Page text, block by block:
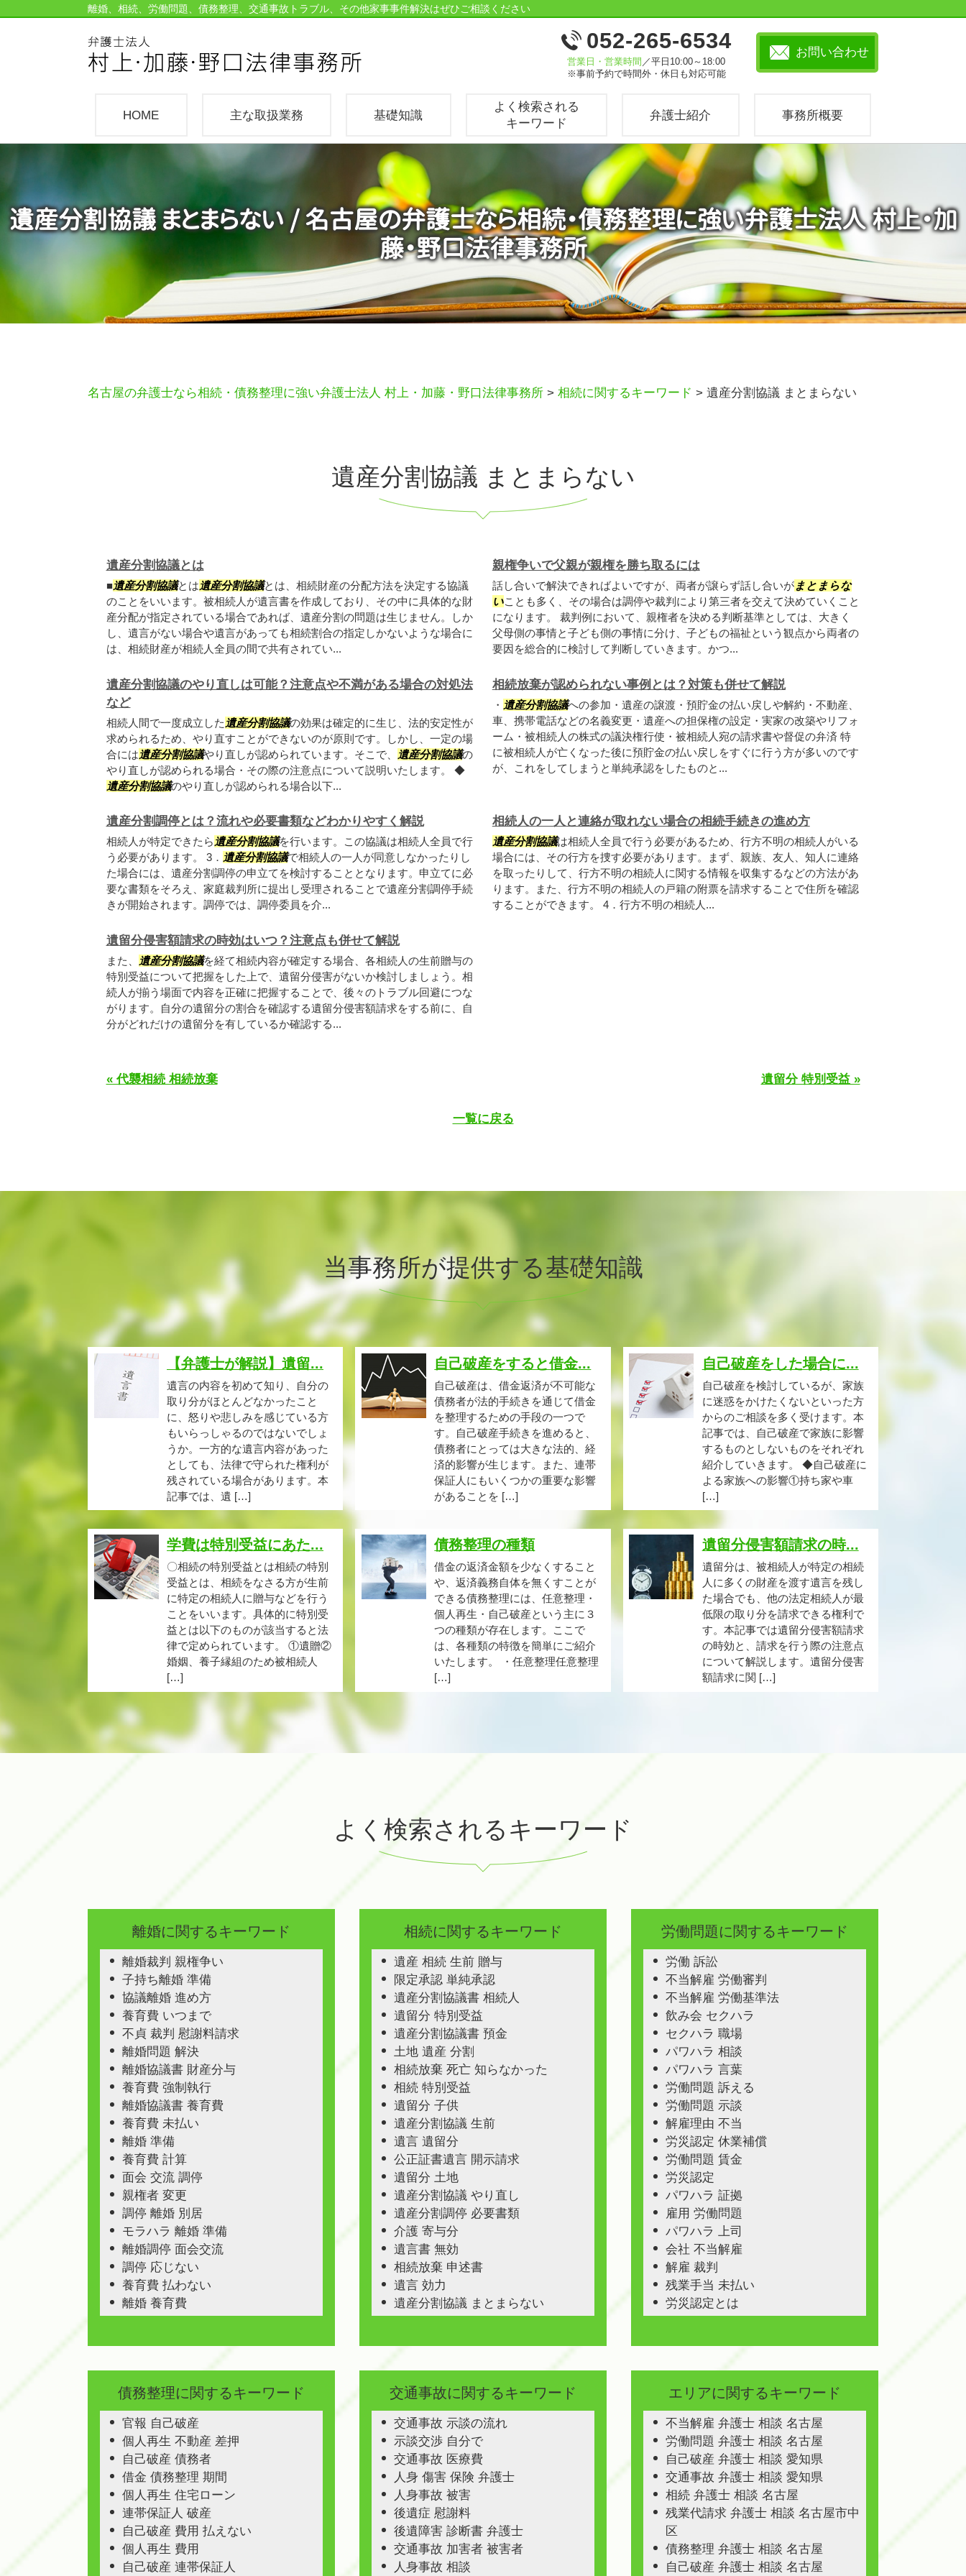
遺産分割協議 まとまらない / 名古屋の弁護士なら相続・債務整理に強い弁護士法人 村上・加
藤・野口法律事務所
離婚、相続、労働問題、債務整理、交通事故トラブル、その他家事事件解決はぜひご相談ください
052-265-6534
営業日・営業時間 ／平日10:00～18:00
※事前予約で時間外・休日も対応可能
お問い合わせ
HOME 主な取扱業務 基礎知識
よく検索される
キーワード
弁護士紹介 事務所概要
名古屋の弁護士なら相続・債務整理に強い弁護士法人 村上・加藤・野口法律事務所 > 相続に関するキーワード > 遺産分割協議 まとまらない
遺産分割協議 まとまらない
遺産分割協議とは
■遺産分割協議とは遺産分割協議とは、相続財産の分配方法を決定する協議
のことをいいます。被相続人が遺言書を作成しており、その中に具体的な財
産分配が指定されている場合であれば、遺産分割の問題は生じません。しか
し、遺言がない場合や遺言があっても相続割合の指定しかないような場合に
は、相続財産が相続人全員の間で共有されてい...
親権争いで父親が親権を勝ち取るには
話し合いで解決できればよいですが、両者が譲らず話し合いがまとまらな
いことも多く、その場合は調停や裁判により第三者を交えて決めていくこと
になります。 裁判例において、親権者を決める判断基準としては、大きく
父母側の事情と子ども側の事情に分け、子どもの福祉という観点から両者の
要因を総合的に検討して判断していきます。かつ...
遺産分割協議のやり直しは可能？注意点や不満がある場合の対処法
など
相続人間で一度成立した 遺産分割協議の効果は確定的に生じ、法的安定性が
求められるため、やり直すことができないのが原則です。しかし、一定の場
合には遺産分割協議やり直しが認められています。そこで、 遺産分割協議の
やり直しが認められる場合・その際の注意点について説明いたします。 ◆
遺産分割協議のやり直しが認められる場合以下...
相続放棄が認められない事例とは？対策も併せて解説
・ 遺産分割協議への参加・遺産の譲渡・預貯金の払い戻しや解約・不動産、
車、携帯電話などの名義変更・遺産への担保権の設定・実家の改築やリフォ
ーム・被相続人の株式の議決権行使・被相続人宛の請求書や督促の弁済 特
に被相続人が亡くなった後に預貯金の払い戻しをすぐに行う方が多いのです
が、これをしてしまうと単純承認をしたものと...
遺産分割調停とは？流れや必要書類などわかりやすく解説
相続人が特定できたら 遺産分割協議を行います。この協議は相続人全員で行
う必要があります。 3． 遺産分割協議で相続人の一人が同意しなかったりし
た場合には、遺産分割調停の申立てを検討することとなります。申立てに必
要な書類をそろえ、家庭裁判所に提出し受理されることで遺産分割調停手続
きが開始されます。調停では、調停委員を介...
相続人の一人と連絡が取れない場合の相続手続きの進め方
遺産分割協議は相続人全員で行う必要があるため、行方不明の相続人がいる
場合には、その行方を捜す必要があります。まず、親族、友人、知人に連絡
を取ったりして、行方不明の相続人に関する情報を収集するなどの方法があ
ります。また、行方不明の相続人の戸籍の附票を請求することで住所を確認
することができます。 4．行方不明の相続人...
遺留分侵害額請求の時効はいつ？注意点も併せて解説
また、 遺産分割協議を経て相続内容が確定する場合、各相続人の生前贈与の
特別受益について把握をした上で、遺留分侵害がないか検討しましょう。相
続人が揃う場面で内容を正確に把握することで、後々のトラブル回避につな
がります。自分の遺留分の割合を確認する遺留分侵害額請求をする前に、自
分がどれだけの遺留分を有しているか確認する...
« 代襲相続 相続放棄 遺留分 特別受益 »
一覧に戻る
当事務所が提供する基礎知識
【弁護士が解説】遺留...
遺言の内容を初めて知り、自分の
取り分がほとんどなかったこと
に、怒りや悲しみを感じている方
もいらっしゃるのではないでしょ
うか。一方的な遺言内容があった
としても、法律で守られた権利が
残されている場合があります。本
記事では、遺 […]
自己破産をすると借金...
自己破産は、借金返済が不可能な
債務者が法的手続きを通じて借金
を整理するための手段の一つで
す。自己破産手続きを進めると、
債務者にとっては大きな法的、経
済的影響が生じます。また、連帯
保証人にもいくつかの重要な影響
があることを […]
自己破産をした場合に...
自己破産を検討しているが、家族
に迷惑をかけたくないといった方
からのご相談を多く受けます。本
記事では、自己破産で家族に影響
するものとしないものをそれぞれ
紹介していきます。 ◆自己破産に
よる家族への影響①持ち家や車
[…]
学費は特別受益にあた...
〇相続の特別受益とは相続の特別
受益とは、相続をなさる方が生前
に特定の相続人に贈与などを行う
ことをいいます。具体的に特別受
益とは以下のものが該当すると法
律で定められています。 ①遺贈②
婚姻、養子縁組のため被相続人
[…]
債務整理の種類
借金の返済金額を少なくすること
や、返済義務自体を無くすことが
できる債務整理には、任意整理・
個人再生・自己破産という主に３
つの種類が存在します。ここで
は、各種類の特徴を簡単にご紹介
いたします。 ・任意整理任意整理
[…]
遺留分侵害額請求の時...
遺留分は、被相続人が特定の相続
人に多くの財産を渡す遺言を残し
た場合でも、他の法定相続人が最
低限の取り分を請求できる権利で
す。本記事では遺留分侵害額請求
の時効と、請求を行う際の注意点
について解説します。遺留分侵害
額請求に関 […]
よく検索されるキーワード
離婚に関するキーワード
離婚裁判 親権争い
子持ち離婚 準備
協議離婚 進め方
養育費 いつまで
不貞 裁判 慰謝料請求
離婚問題 解決
離婚協議書 財産分与
養育費 強制執行
離婚協議書 養育費
養育費 未払い
離婚 準備
養育費 計算
面会 交流 調停
親権者 変更
調停 離婚 別居
モラハラ 離婚 準備
離婚調停 面会交流
調停 応じない
養育費 払わない
離婚 養育費
相続に関するキーワード
遺産 相続 生前 贈与
限定承認 単純承認
遺産分割協議書 相続人
遺留分 特別受益
遺産分割協議書 預金
土地 遺産 分割
相続放棄 死亡 知らなかった
相続 特別受益
遺留分 子供
遺産分割協議 生前
遺言 遺留分
公正証書遺言 開示請求
遺留分 土地
遺産分割協議 やり直し
遺産分割調停 必要書類
介護 寄与分
遺言書 無効
相続放棄 申述書
遺言 効力
遺産分割協議 まとまらない
労働問題に関するキーワード
労働 訴訟
不当解雇 労働審判
不当解雇 労働基準法
飲み会 セクハラ
セクハラ 職場
パワハラ 相談
パワハラ 言葉
労働問題 訴える
労働問題 示談
解雇理由 不当
労災認定 休業補償
労働問題 賃金
労災認定
パワハラ 証拠
雇用 労働問題
パワハラ 上司
会社 不当解雇
解雇 裁判
残業手当 未払い
労災認定とは
債務整理に関するキーワード
官報 自己破産
個人再生 不動産 差押
自己破産 債務者
借金 債務整理 期間
個人再生 住宅ローン
連帯保証人 破産
自己破産 費用 払えない
個人再生 費用
自己破産 連帯保証人
交通事故に関するキーワード
交通事故 示談の流れ
示談交渉 自分で
交通事故 医療費
人身 傷害 保険 弁護士
人身事故 被害
後遺症 慰謝料
後遺障害 診断書 弁護士
交通事故 加害者 被害者
人身事故 相談
エリアに関するキーワード
不当解雇 弁護士 相談 名古屋
労働問題 弁護士 相談 名古屋
自己破産 弁護士 相談 愛知県
交通事故 弁護士 相談 愛知県
相続 弁護士 相談 名古屋
残業代請求 弁護士 相談 名古屋市中
区
債務整理 弁護士 相談 名古屋
自己破産 弁護士 相談 名古屋